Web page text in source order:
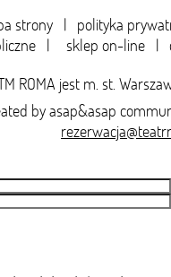
strony | polityka
| sklep on-line |
ROMA jest m. st.
byasap&asap